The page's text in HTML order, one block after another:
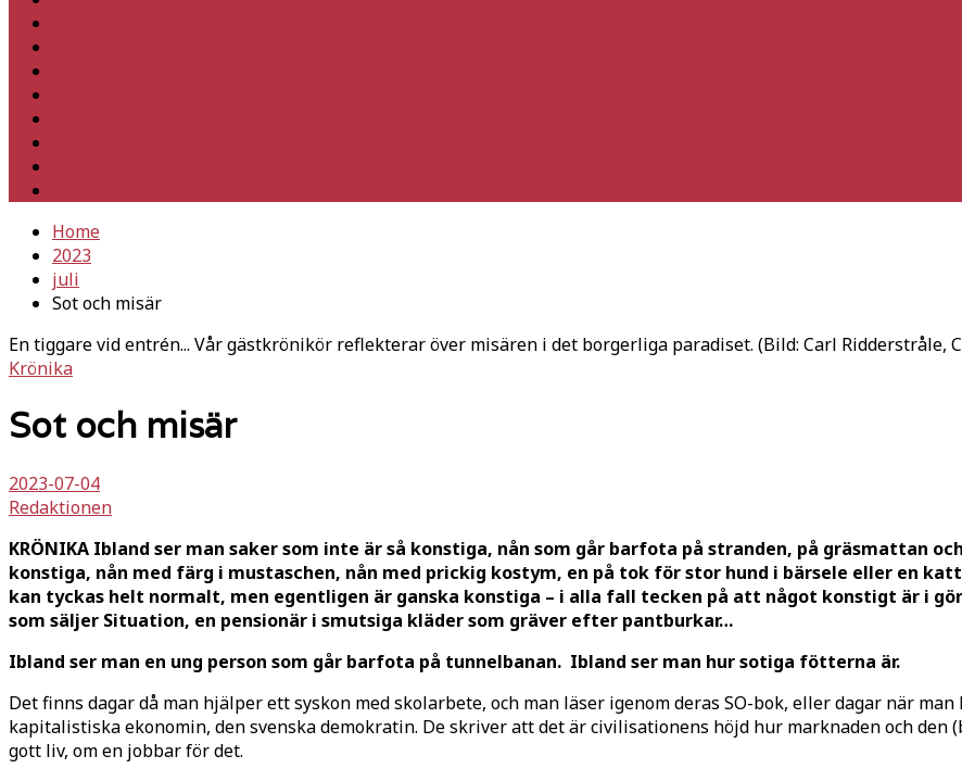
Home
2023
juli
Sot och misär
En tiggare vid entrén... Vår gästkrönikör reflekterar över misären i det borgerliga paradiset. (Bild: Carl Ridderstråle,
Krönika
Sot och misär
2023-07-04
Redaktionen
KRÖNIKA Ibland ser man saker som inte är så konstiga, nån som går barfota på stranden, på gräsmattan
konstiga, nån med färg i mustaschen, nån med prickig kostym, en på tok för stor hund i bärsele eller en
kan tyckas helt normalt, men egentligen är ganska konstiga – i alla fall tecken på att något konstigt är i
som säljer Situation, en pensionär i smutsiga kläder som gräver efter pantburkar…
Ibland ser man en ung person som går barfota på tunnelbanan. Ibland ser man hur sotiga fötterna är.
Det finns dagar då man hjälper ett syskon med skolarbete, och man läser igenom deras SO-bok, eller dagar när
kapitalistiska ekonomin, den svenska demokratin. De skriver att det är civilisationens höjd hur marknaden och
gott liv, om en jobbar för det.